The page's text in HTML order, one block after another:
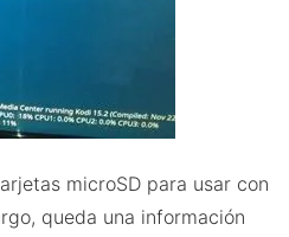
microSD para usar con
queda una información